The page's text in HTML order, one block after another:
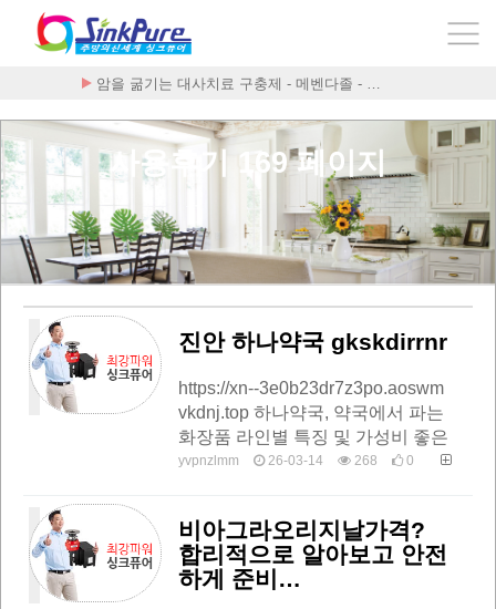
암을 굶기는 대사치료 구충제 - 메벤다졸 - …
사용후기 169 페이지
진안 하나약국 gkskdirrnr
https://xn--3e0b23dr7z3po.aoswm
vkdnj.top 하나약국, 약국에서 파는
화장품 라인별 특징 및 가성비 좋은
추천템 TOP 5 하나약국 화장품의
yvpnzlmm 26-03-14 268 0
비아그라오리지날가격?
합리적으로 알아보고 안전
하게 준비…